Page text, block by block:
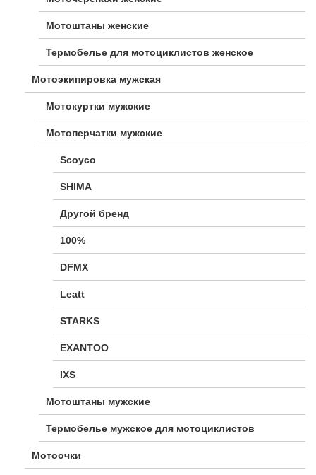
Мотоштаны женские
Термобелье для мотоциклистов женское
Мотоэкипировка мужская
Мотокуртки мужские
Мотоперчатки мужские
Scoyco
SHIMA
Другой бренд
100%
DFMX
Leatt
STARKS
EXANTOO
IXS
Мотоштаны мужские
Термобелье мужское для мотоциклистов
Мотоочки